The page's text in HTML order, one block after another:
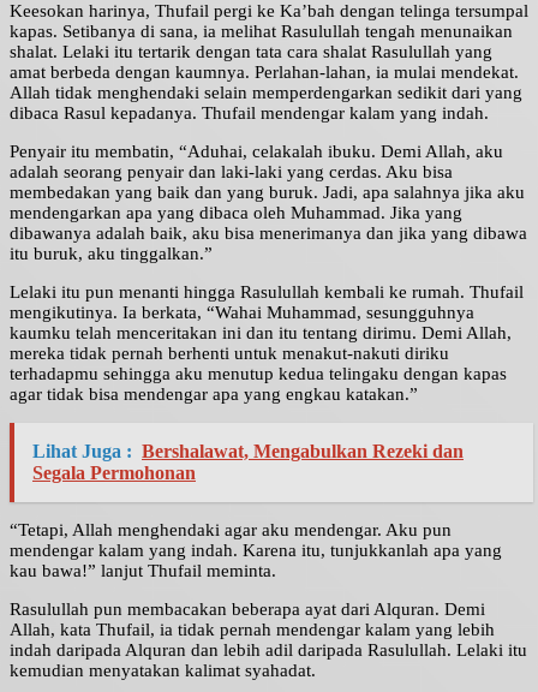
Keesokan harinya, Thufail pergi ke Ka’bah dengan telinga tersumpal
kapas. Setibanya di sana, ia melihat Rasulullah tengah menunaikan
shalat. Lelaki itu tertarik dengan tata cara shalat Rasulullah yang
amat berbeda dengan kaumnya. Perlahan-lahan, ia mulai mendekat.
Allah tidak menghendaki selain memperdengarkan sedikit dari yang
dibaca Rasul kepadanya. Thufail mendengar kalam yang indah.
Penyair itu membatin, “Aduhai, celakalah ibuku. Demi Allah, aku
adalah seorang penyair dan laki-laki yang cerdas. Aku bisa
membedakan yang baik dan yang buruk. Jadi, apa salahnya jika aku
mendengarkan apa yang dibaca oleh Muhammad. Jika yang
dibawanya adalah baik, aku bisa menerimanya dan jika yang dibawa
itu buruk, aku tinggalkan.”
Lelaki itu pun menanti hingga Rasulullah kembali ke rumah. Thufail
mengikutinya. Ia berkata, “Wahai Muhammad, sesungguhnya
kaumku telah menceritakan ini dan itu tentang dirimu. Demi Allah,
mereka tidak pernah berhenti untuk menakut-nakuti diriku
terhadapmu sehingga aku menutup kedua telingaku dengan kapas
agar tidak bisa mendengar apa yang engkau katakan.”
Lihat Juga : Bershalawat, Mengabulkan Rezeki dan
Segala Permohonan
“Tetapi, Allah menghendaki agar aku mendengar. Aku pun
mendengar kalam yang indah. Karena itu, tunjukkanlah apa yang
kau bawa!” lanjut Thufail meminta.
Rasulullah pun membacakan beberapa ayat dari Alquran. Demi
Allah, kata Thufail, ia tidak pernah mendengar kalam yang lebih
indah daripada Alquran dan lebih adil daripada Rasulullah. Lelaki itu
kemudian menyatakan kalimat syahadat.